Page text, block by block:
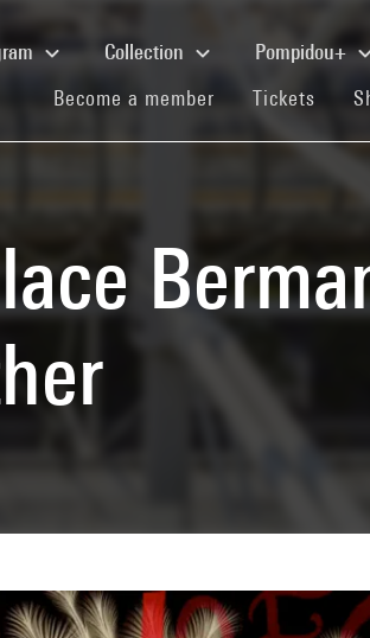
Collection Pompidou+
Become a member (current)
Tickets